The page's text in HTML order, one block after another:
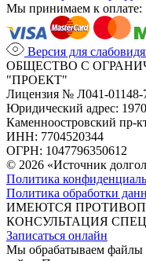
Мы принимаем к оплате:
Версия для
ОБЩЕСТВО С
"ПРОЕКТ"
Лицензия № Л041-01148-
Юридический адрес:
Каменноостровский пр-
ИНН: 7704520344
ОГРН: 1047796350612
© 2026 «Источник
Политика
Политика обработки
ИМЕЮТСЯ
КОНСУЛЬТАЦИЯ
Записаться онлайн
Мы обрабатываем файлы